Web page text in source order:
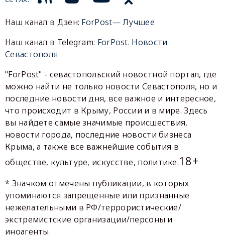
Наш канал в Дзен: ForPost— Лучшее
Наш канал в Telegram: ForPost. Новости
Севастополя
"ForPost" - севастопольский новостной портал, где
можно найти не только новости Севастополя, но и
последние новости дня, все важное и интересное,
что происходит в Крыму, России и в мире. Здесь
вы найдете самые значимые происшествия,
новости города, последние новости бизнеса
Крыма, а также все важнейшие события в
обществе, культуре, искусстве, политике.18+
* Значком отмечены публикации, в которых
упоминаются запрещенные или признанные
нежелательными в РФ/террористические/
экстремистские организации/персоны и
иноагенты.